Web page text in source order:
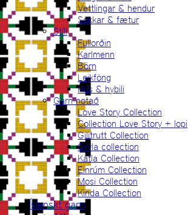
Vettlingar & hendur
Sokkar & fætur
Stíll
Fullorðin
Karlmenn
Börn
Leikföng
Hús & hybili
Garn notað
Love Story Collection
Collection Love Story + lopi
Gilitrutt Collection
Grýla collection
Katla Collection
Einrúm Collection
Mosi Collection
Kinda Collection
Íslenskt garn